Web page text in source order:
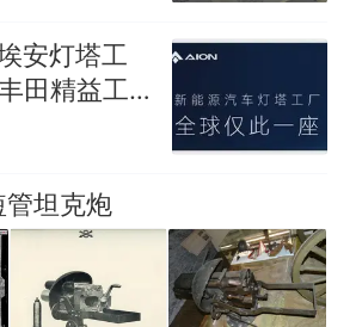
安灯塔工
田精益工
课
坦克炮